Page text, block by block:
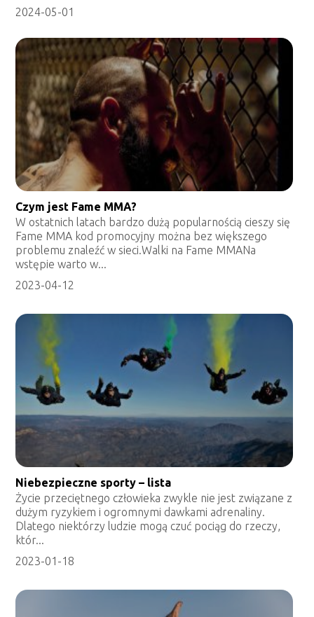
2024-05-01
Czym jest Fame MMA?
W ostatnich latach bardzo dużą popularnością cieszy się
Fame MMA kod promocyjny można bez większego
problemu znaleźć w sieci.Walki na Fame MMANa
wstępie warto w...
2023-04-12
Niebezpieczne sporty – lista
Życie przeciętnego człowieka zwykle nie jest związane z
dużym ryzykiem i ogromnymi dawkami adrenaliny.
Dlatego niektórzy ludzie mogą czuć pociąg do rzeczy,
któr...
2023-01-18